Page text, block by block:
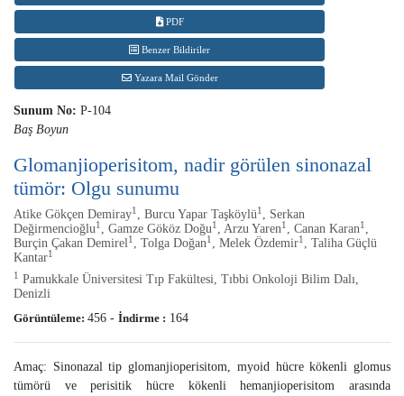
PDF
Benzer Bildiriler
Yazara Mail Gönder
Sunum No: P-104
Baş Boyun
Glomanjioperisitom, nadir görülen sinonazal
tümör: Olgu sunumu
Atike Gökçen Demiray1 , Burcu Yapar Taşköylü1
, Serkan
Değirmencioğlu1 , Gamze Gököz Doğu1 , Arzu Yaren1 , Canan Karan1
Burçin Çakan Demirel 1 , Tolga Doğan1 , Melek Özdemir1
, Taliha Güçlü
Kantar1
1
Pamukkale Üniversitesi Tıp Fakültesi, Tıbbi Onkoloji Bilim Dalı,
Denizli
Görüntüleme: 456 - İndirme : 164
Amaç: Sinonazal tip glomanjioperisitom, myoid hücre kökenli glomus
tümörü ve perisitik hücre kökenli hemanjioperisitom arasında